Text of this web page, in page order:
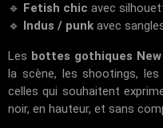
🔹 Fetish chic avec
🔹 Indus / punk avec
Les bottes gothiques
la scène, les shootings,
celles qui souhaitent
noir, en hauteur, et sans